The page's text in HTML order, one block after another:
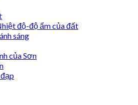
độ-độ ẩm của đất
sáng
của Sơn